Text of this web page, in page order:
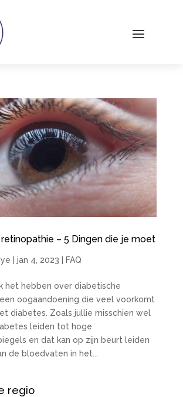
– 5 Dingen die je moet
jan 4, 2023 FAQ
het hebben over diabetische
oogaandoening die veel voorkomt
diabetes. Zoals jullie misschien wel
leiden tot hoge
en dat kan op zijn beurt leiden
de bloedvaten in het...
regio